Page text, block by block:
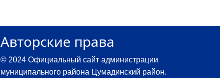
Авторские права
© 2024 Официальный сайт администрации
муниципального района Цумадинский район.